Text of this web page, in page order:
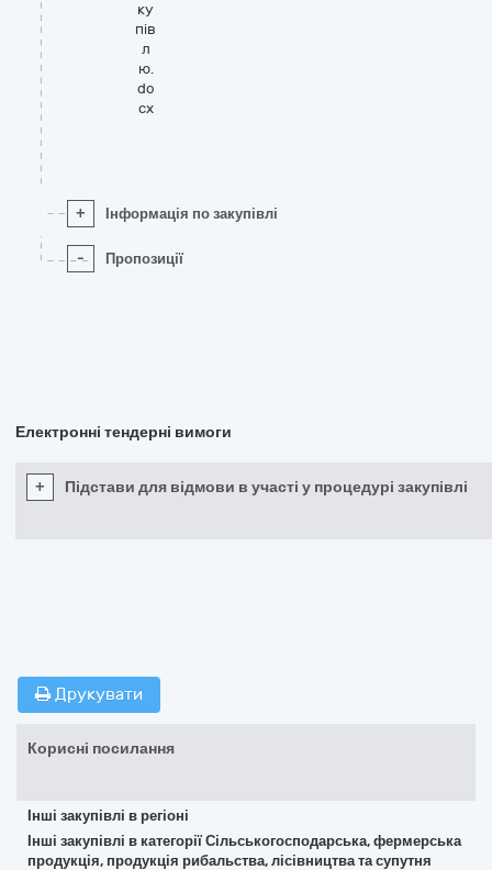
ку
пів
л
ю.
do
cx
+ Інформація по закупівлі
- Пропозиції
Електронні тендерні вимоги
+ Підстави для відмови в участі у процедурі закупівлі
Друкувати
Корисні посилання
Інші закупівлі в регіоні
Інші закупівлі в категорії Сільськогосподарська, фермерська
продукція, продукція рибальства, лісівництва та супутня